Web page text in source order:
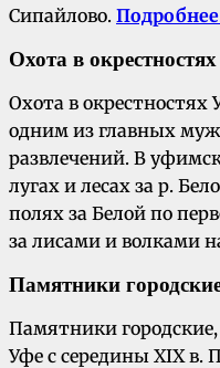
Сипайлово.
Охота в
Охота в
одним из главных
развлечений. В
лугах и лесах за р.
полях за Белой по
за лисами и волками
Памятники
Памятники
Уфе с середины XIX в.